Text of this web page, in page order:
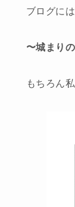
ブログに
〜城まり
もちろん